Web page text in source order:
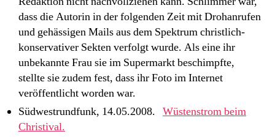
dass die Autorin in der folgenden Zeit mit Drohanrufen
und gehässigen Mails aus dem Spektrum christlich-
konservativer Sekten verfolgt wurde. Als eine ihr
unbekannte Frau sie im Supermarkt beschimpfte,
stellte sie zudem fest, dass ihr Foto im Internet
veröffentlicht worden war.
Südwestrundfunk, 14.05.2008. Wüstenstrom beim
Christival.